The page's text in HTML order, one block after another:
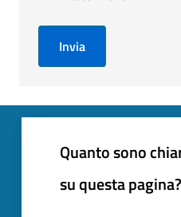
Invia
Quanto sono
su questa pagina?